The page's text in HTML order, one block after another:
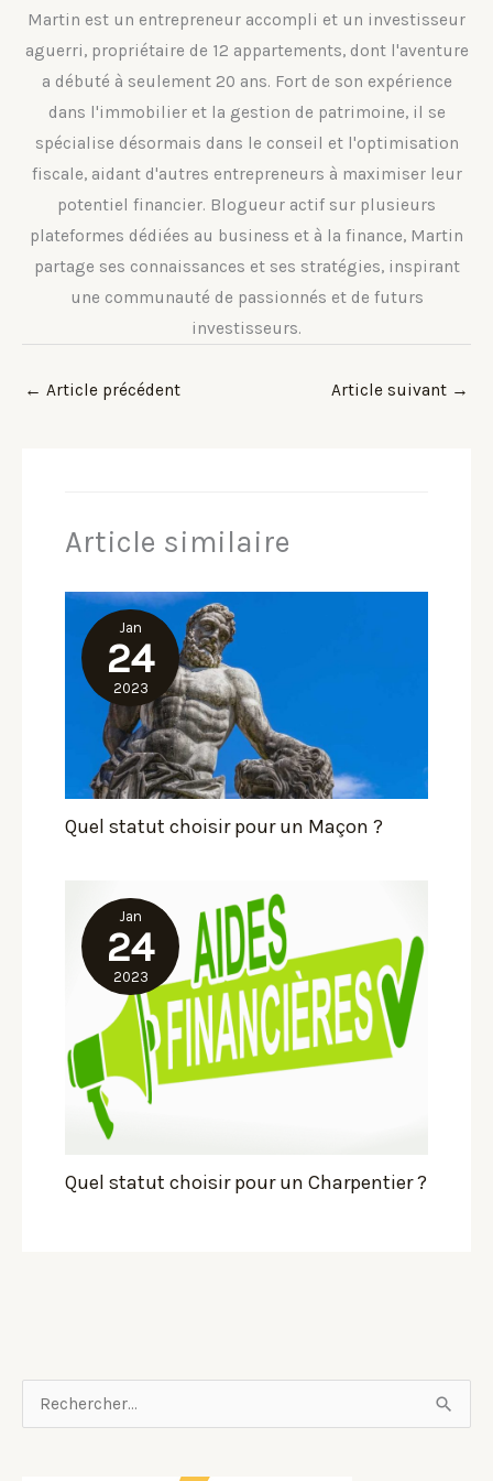
Martin est un entrepreneur accompli et un investisseur
aguerri, propriétaire de 12 appartements, dont l'aventure
a débuté à seulement 20 ans. Fort de son expérience
dans l'immobilier et la gestion de patrimoine, il se
spécialise désormais dans le conseil et l'optimisation
fiscale, aidant d'autres entrepreneurs à maximiser leur
potentiel financier. Blogueur actif sur plusieurs
plateformes dédiées au business et à la finance, Martin
partage ses connaissances et ses stratégies, inspirant
une communauté de passionnés et de futurs
investisseurs.
← Article précédent Article suivant →
Article similaire
Jan
24
2023
Quel statut choisir pour un Maçon ?
Jan
24
2023
Quel statut choisir pour un Charpentier ?
e